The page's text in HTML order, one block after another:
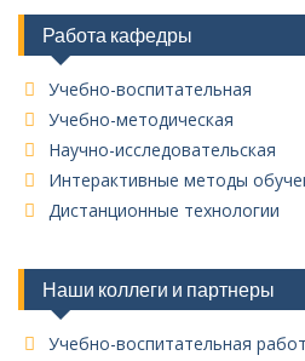
Работа кафедры
Учебно-воспитательная
Учебно-методическая
Научно-исследовательская
Интерактивные методы
Дистанционные технологии
Наши коллеги и партнеры
Учебно-воспитательная